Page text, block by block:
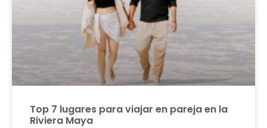
Top 7 lugares para viajar en pareja en la
Riviera Maya